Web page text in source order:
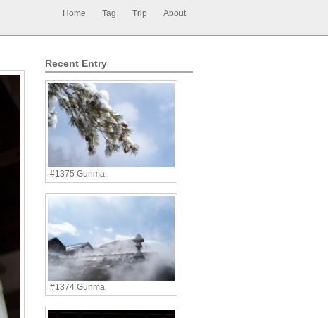
Home Tag Trip About
Recent Entry
#1375 Gunma
#1374 Gunma